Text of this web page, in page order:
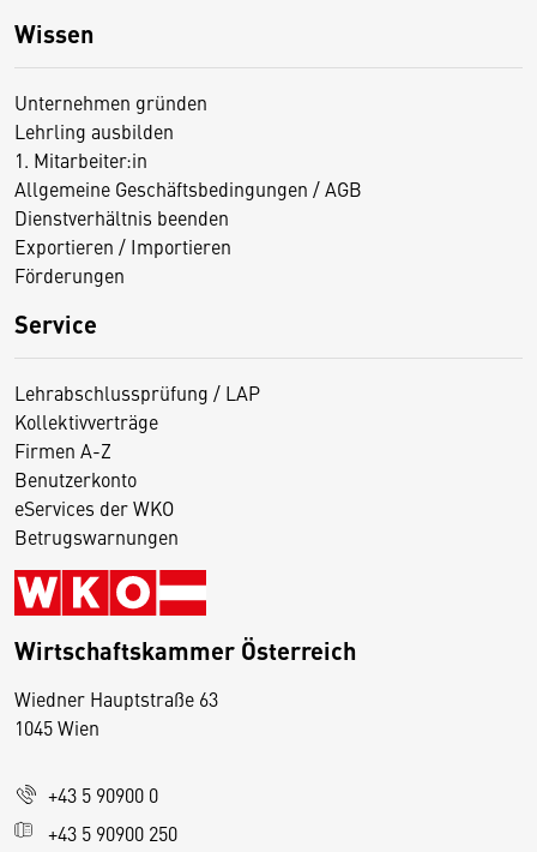
Wissen
Unternehmen gründen
Lehrling ausbilden
1. Mitarbeiter:in
Allgemeine Geschäftsbedingungen / AGB
Dienstverhältnis beenden
Exportieren / Importieren
Förderungen
Service
Lehrabschlussprüfung / LAP
Kollektivverträge
Firmen A-Z
Benutzerkonto
eServices der WKO
Betrugswarnungen
Wirtschaftskammer Österreich
Wiedner Hauptstraße 63
1045 Wien
+43 5 90900 0
+43 5 90900 250
D
s
e